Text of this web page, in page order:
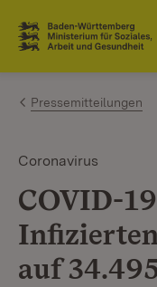
Zum Inhalt
Link zur Startseite
Pressemitteilungen
Coronavirus
COVID-
auf